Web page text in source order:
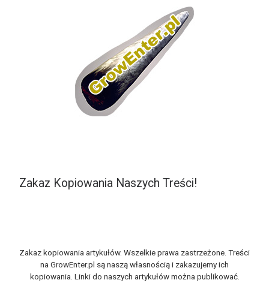
Zakaz Kopiowania Naszych Treści!
Zakaz kopiowania artykułów. Wszelkie prawa zastrzeżone. Treści
na GrowEnter.pl są naszą własnością i zakazujemy ich
kopiowania. Linki do naszych artykułów można publikować.